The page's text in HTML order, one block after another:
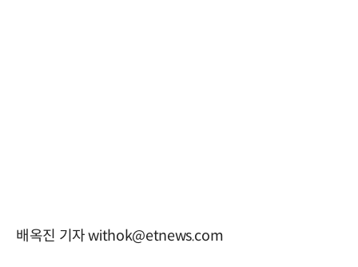
배옥진 기자 withok@etnews.com